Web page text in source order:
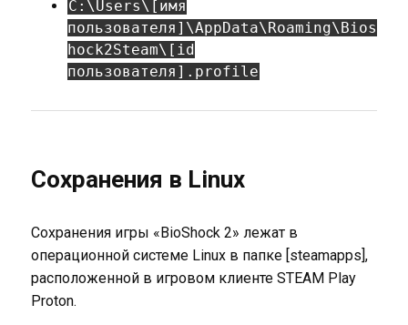
C:\Users\[имя
пользователя]\AppData\Roaming\Bios
hock2Steam\[id
пользователя].profile
Сохранения в Linux
Сохранения игры «BioShock 2» лежат в
операционной системе Linux в папке [steamapps],
расположенной в игровом клиенте STEAM Play
Proton.